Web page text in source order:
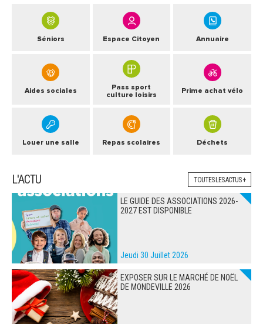
Séniors Espace Citoyen Annuaire
Aides sociales
Pass sport
culture loisirs
Prime achat vélo
Louer une salle Repas scolaires Déchets
L'ACTU TOUTES LES ACTUS +
LE GUIDE DES ASSOCIATIONS 2026-
2027 EST DISPONIBLE
Jeudi 30 Juillet 2026
EXPOSER SUR LE MARCHÉ DE NOËL
DE MONDEVILLE 2026